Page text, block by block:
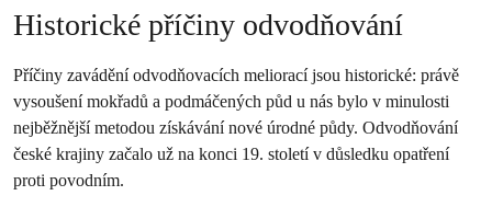
Historické příčiny odvodňování
Příčiny zavádění odvodňovacích meliorací jsou historické: právě
vysoušení mokřadů a podmáčených půd u nás bylo v minulosti
nejběžnější metodou získávání nové úrodné půdy. Odvodňování
české krajiny začalo už na konci 19. století v důsledku opatření
proti povodním.